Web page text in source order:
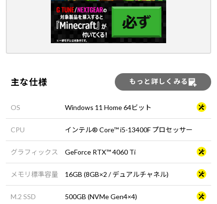
主な仕様 もっと詳しくみる
OS Windows 11 Home 64ビット
CPU インテル® Core™ i5-13400F プロセッサー
グラフィックス GeForce RTX™ 4060 Ti
メモリ標準容量 16GB (8GB×2 / デュアルチャネル)
M.2 SSD 500GB (NVMe Gen4×4)